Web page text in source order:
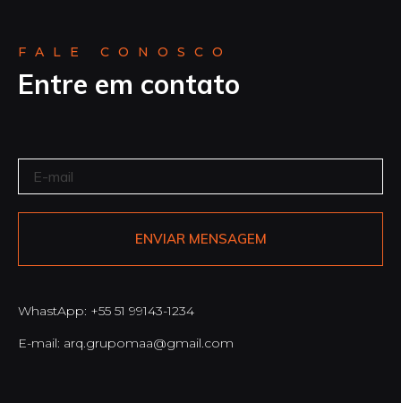
FALE CONOSCO
Entre em contato
ENVIAR MENSAGEM
WhastApp: +55 51 99143-1234
E-mail: arq.grupomaa@gmail.com